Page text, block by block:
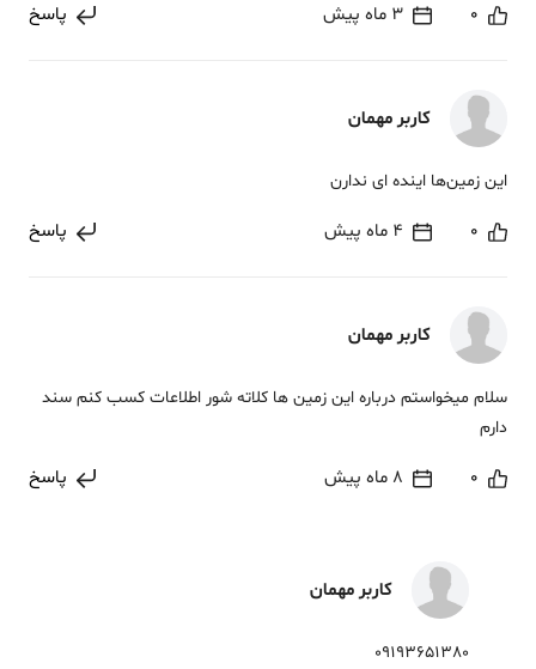
0 3 ماه پیش پاسخ
کاربر مهمان
این زمین‌ها اینده ای ندارن
0 4 ماه پیش پاسخ
کاربر مهمان
سلام میخواستم درباره این زمین ها کلاته شور اطلاعات کسب کنم سند
دارم
0 8 ماه پیش پاسخ
کاربر مهمان
09193651380